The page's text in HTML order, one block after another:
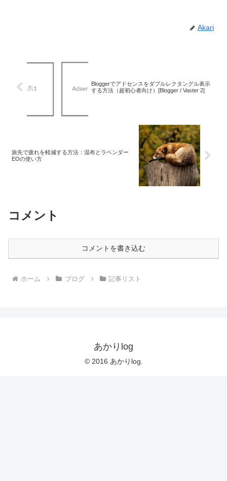
Akari
Bloggerでアドセンスをダブルレクタングル表示
する方法（超初心者向け）[Blogger / Vaster 2]
旅先で疲れを軽減する方法：湿布とラベンダー
EOの使い方
コメント
コメントを書き込む
ホーム ブログ 記事リスト
あかりlog
© 2016 あかりlog.